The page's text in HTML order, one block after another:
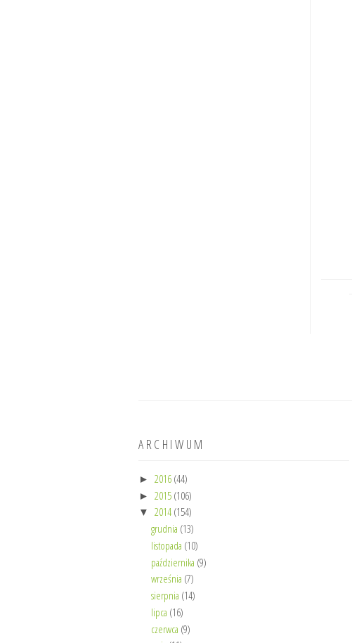
ARCHIWUM
► 2016 (44)
► 2015 (106)
▼ 2014 (154)
grudnia (13)
listopada (10)
października (9)
września (7)
sierpnia (14)
lipca (16)
czerwca (9)